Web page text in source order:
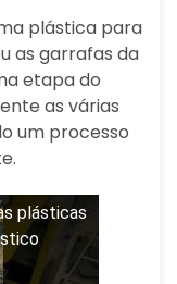
plástica para
as garrafas da
etapa do
as várias
um processo
plásticas